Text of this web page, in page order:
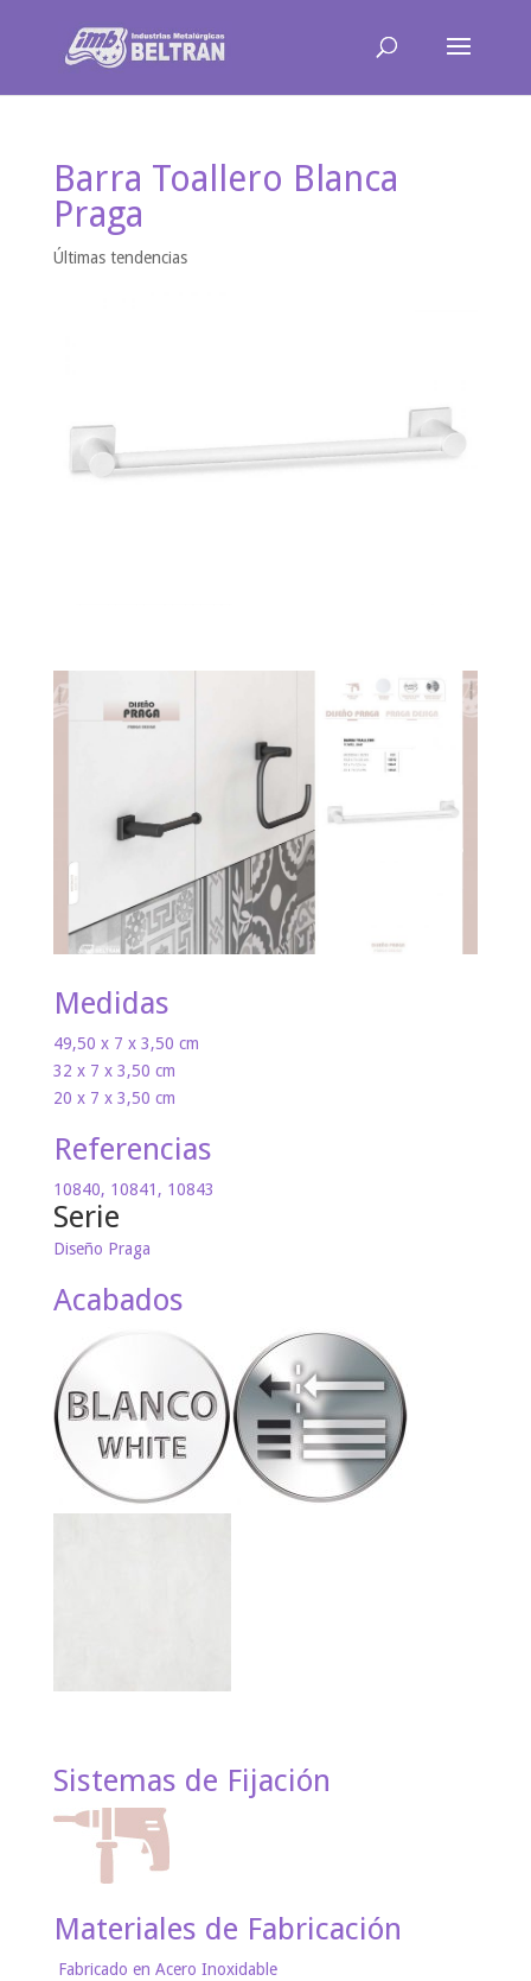
Barra Toallero Blanca
Praga
Últimas tendencias
Medidas
49,50 x 7 x 3,50 cm
32 x 7 x 3,50 cm
20 x 7 x 3,50 cm
Referencias
10840, 10841, 10843
Serie
Diseño Praga
Acabados
Sistemas de Fijación
Materiales de Fabricación
Fabricado en Acero Inoxidable